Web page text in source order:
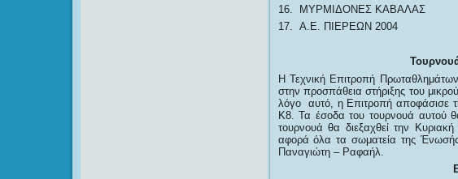
16. ΜΥΡΜΙΔΟΝΕΣ ΚΑΒΑΛΑΣ
17. Α.Ε. ΠΙΕΡΕΩΝ 2004
Η Τεχνική Επιτροπή
στην προσπάθεια στήριξης του
λόγο αυτό, η Επιτροπή αποφάσισε
Κ8. Τα έσοδα του τουρνουά αυτού
τουρνουά θα διεξαχθεί την
αφορά όλα τα σωματεία της
Παναγιώτη – Ραφαήλ.